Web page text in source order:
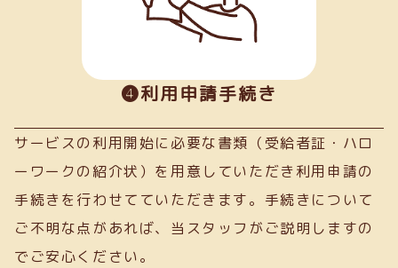
➍利用申請手続き
サービスの利用開始に必要な書類（受給者証・ハロ
ーワークの紹介状）を用意していただき利用申請の
手続きを行わせてていただきます。手続きについて
ご不明な点があれば、当スタッフがご説明しますの
でご安心ください。